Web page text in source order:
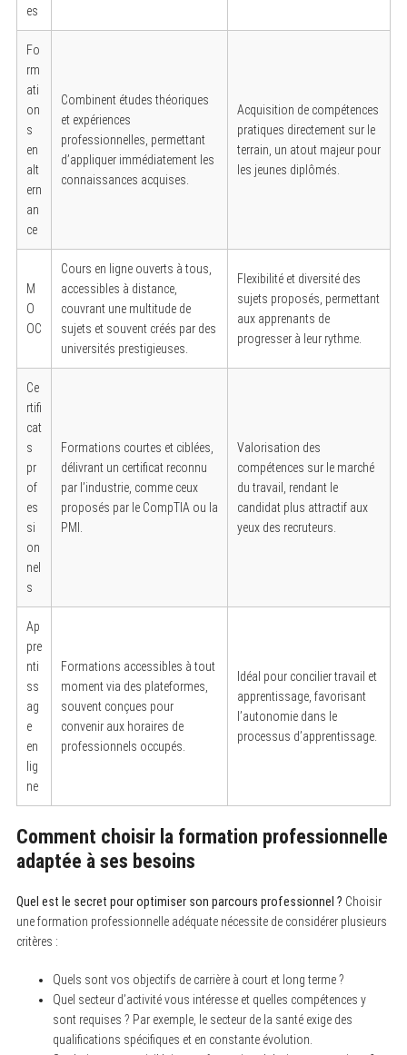
es
Fo
rm
ati
on
s
en
alt
ern
an
ce
Combinent études théoriques
et expériences
professionnelles, permettant
d’appliquer immédiatement les
connaissances acquises.
Acquisition de compétences
pratiques directement sur le
terrain, un atout majeur pour
les jeunes diplômés.
M
O
OC
Cours en ligne ouverts à tous,
accessibles à distance,
couvrant une multitude de
sujets et souvent créés par des
universités prestigieuses.
Flexibilité et diversité des
sujets proposés, permettant
aux apprenants de
progresser à leur rythme.
Ce
rtifi
cat
s
pr
of
es
si
on
nel
s
Formations courtes et ciblées,
délivrant un certificat reconnu
par l’industrie, comme ceux
proposés par le CompTIA ou la
PMI.
Valorisation des
compétences sur le marché
du travail, rendant le
candidat plus attractif aux
yeux des recruteurs.
Ap
pre
nti
ss
ag
e
en
lig
ne
Formations accessibles à tout
moment via des plateformes,
souvent conçues pour
convenir aux horaires de
professionnels occupés.
Idéal pour concilier travail et
apprentissage, favorisant
l’autonomie dans le
processus d’apprentissage.
Comment choisir la formation professionnelle
adaptée à ses besoins
Quel est le secret pour optimiser son parcours professionnel ? Choisir
une formation professionnelle adéquate nécessite de considérer plusieurs
critères :
Quels sont vos objectifs de carrière à court et long terme ?
Quel secteur d’activité vous intéresse et quelles compétences y
sont requises ? Par exemple, le secteur de la santé exige des
qualifications spécifiques et en constante évolution.
S
e
r
c
h